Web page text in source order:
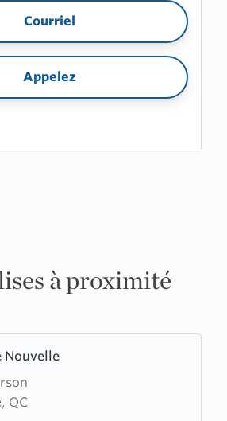
Courriel
Appelez
à proximité
Nouvelle
QC